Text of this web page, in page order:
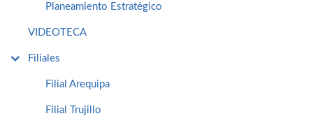
Planeamiento Estratégico
VIDEOTECA
Filiales
Filial Arequipa
Filial Trujillo